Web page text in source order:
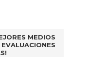
MEDIOS